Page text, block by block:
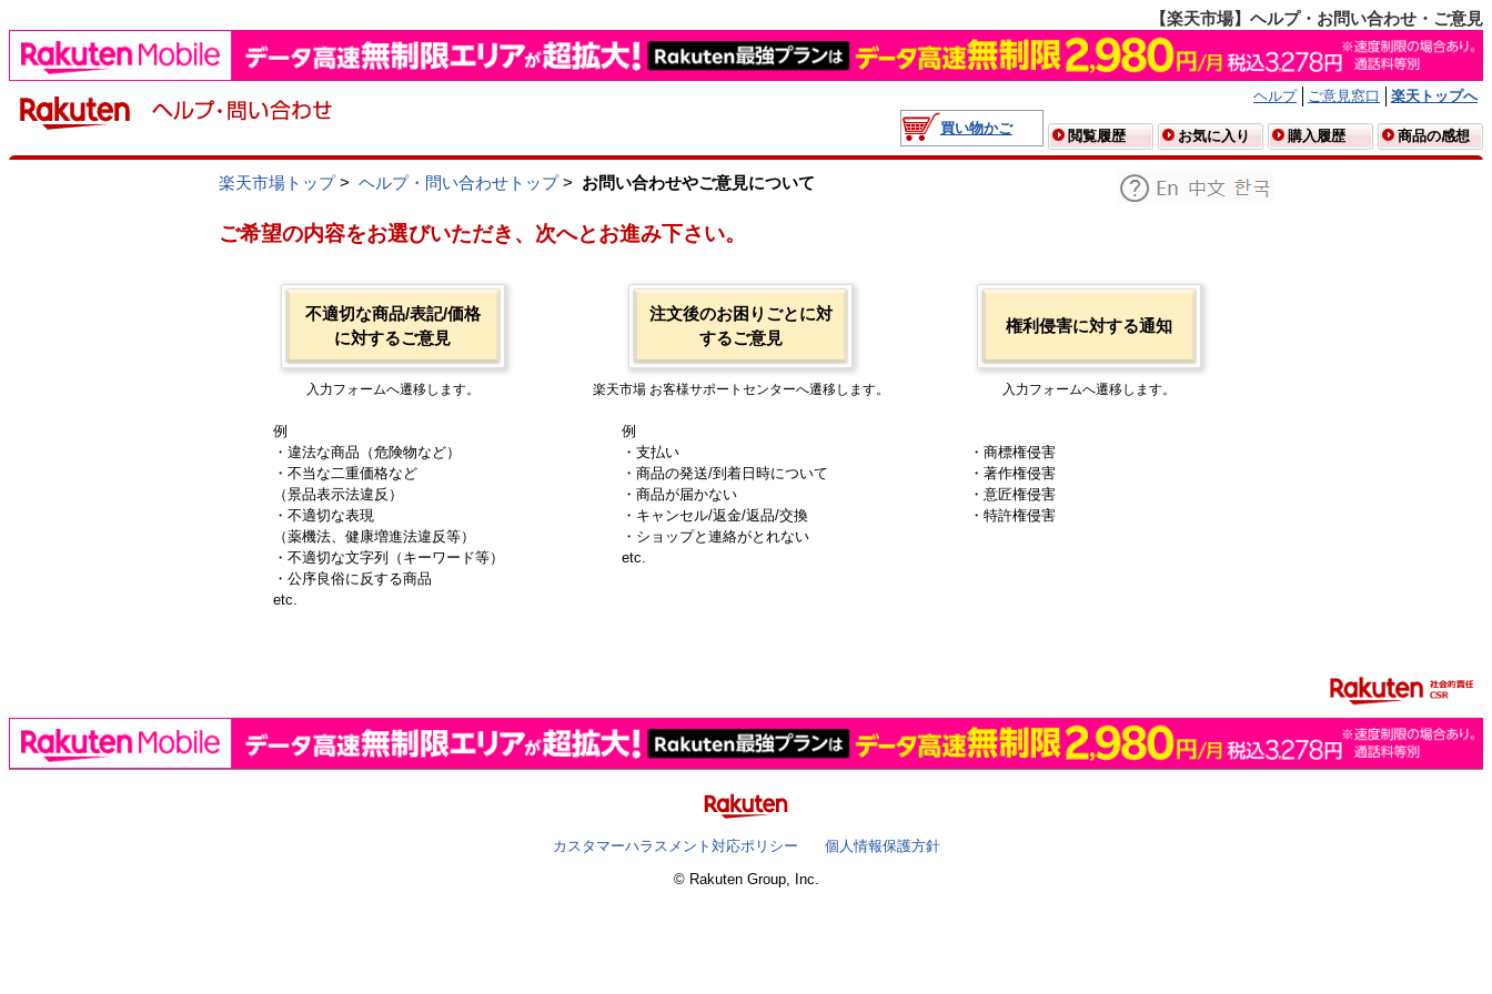
【楽天市場】ヘルプ・お問い合わせ・ご意見
ヘルプ ご意見窓口
楽天トップへ
買い物かご
閲覧履歴 お気に入り 購入履歴 商品の感想
楽天市場トップ> ヘルプ・問い合わせトップ> お問い合わせやご意見について
ご希望の内容をお選びいただき、次へとお進み下さい。
不適切な商品/表記/価格
に対するご意見
入力フォームへ遷移します。
例
・違法な商品（危険物など）
・不当な二重価格など
（景品表示法違反）
・不適切な表現
（薬機法、健康増進法違反等）
・不適切な文字列（キーワード等）
・公序良俗に反する商品
etc.
注文後のお困りごとに対
するご意見
楽天市場 お客様サポートセンターへ遷移します。
例
・支払い
・商品の発送/到着日時について
・商品が届かない
・キャンセル/返金/返品/交換
・ショップと連絡がとれない
etc.
権利侵害に対する通知
入力フォームへ遷移します。
・商標権侵害
・著作権侵害
・意匠権侵害
・特許権侵害
カスタマーハラスメント対応ポリシー
個人情報保護方針
© Rakuten Group, Inc.